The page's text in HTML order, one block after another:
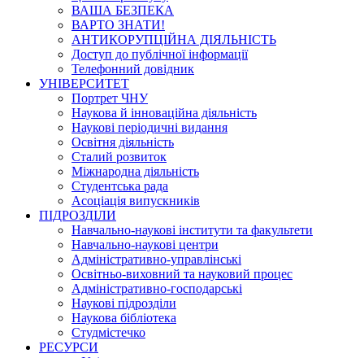
ВАША БЕЗПЕКА
ВАРТО ЗНАТИ!
АНТИКОРУПЦІЙНА ДІЯЛЬНІСТЬ
Доступ до публічної інформації
Телефонний довідник
УНІВЕРСИТЕТ
Портрет ЧНУ
Наукова й інноваційна діяльність
Наукові періодичні видання
Освітня діяльність
Сталий розвиток
Міжнародна діяльність
Студентська рада
Асоціація випускників
ПІДРОЗДІЛИ
Навчально-наукові інститути та факультети
Навчально-наукові центри
Адміністративно-управлінські
Освітньо-виховний та науковий процес
Адміністративно-господарські
Наукові підрозділи
Наукова бібліотека
Студмістечко
РЕСУРСИ